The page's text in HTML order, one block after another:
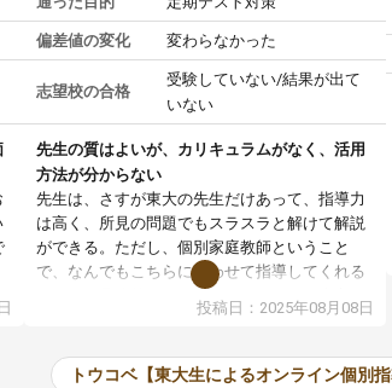
偏差値の変化 変わらなかった
志望校の合格
受験していない/結果が出て
いない
先生の質はよいが、カリキュラムがなく、活用
方法が分からない
先生は、さすが東大の先生だけあって、指導力
は高く、所見の問題でもスラスラと解けて解説
ができる。ただし、個別家庭教師ということ
で、なんでもこちらに合わせて指導してくれる
のだが、具体的なカリキュラムがない。当方
は、授業の先取り学習をするため、学校の教科
いただいたが、1時間の時間を使って進められる
投稿日：2025年08月08日
トウコベ【東大生によるオンライン個別